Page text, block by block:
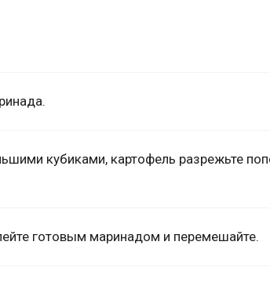
кубиками, картофель разрежьте
готовым маринадом и перемешайте.